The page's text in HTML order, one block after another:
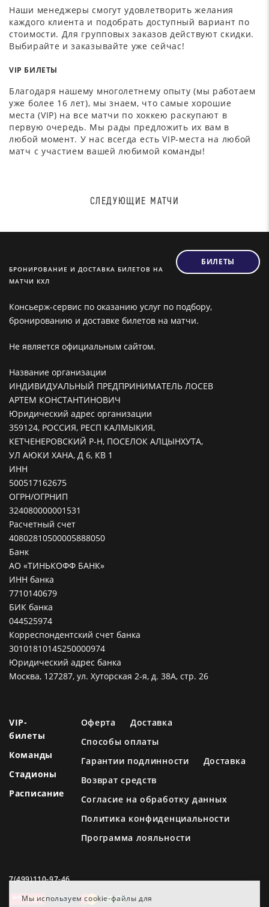
Мы используем cookie-файлы для
Наши менеджеры смогут удовлетворить желания
каждого клиента и подобрать доступный вариант по
стоимости. Для групповых заказов действуют скидки.
Выбирайте и заказывайте уже сейчас!
VIP БИЛЕТЫ
Благодаря нашему многолетнему опыту (мы работаем
уже более 16 лет), мы знаем, что самые хорошие
места (VIP) на все матчи по хоккею раскупают в
первую очередь. Мы рады предложить их вам в
любой момент. У нас всегда есть VIP-места на любой
матч с участием вашей любимой команды!
СЛЕДУЮЩИЕ МАТЧИ
БРОНИРОВАНИЕ И ДОСТАВКА БИЛЕТОВ НА
МАТЧИ КХЛ
БИЛЕТЫ
Консьерж-сервис по оказанию услуг по подбору,
бронированию и доставке билетов на матчи.
Не является официальным сайтом.
Название организации
ИНДИВИДУАЛЬНЫЙ ПРЕДПРИНИМАТЕЛЬ ЛОСЕВ
АРТЕМ КОНСТАНТИНОВИЧ
Юридический адрес организации
359124, РОССИЯ, РЕСП КАЛМЫКИЯ,
КЕТЧЕНЕРОВСКИЙ Р-Н, ПОСЕЛОК АЛЦЫНХУТА,
УЛ АЮКИ ХАНА, Д 6, КВ 1
ИНН
500517162675
ОГРН/ОГРНИП
324080000001531
Расчетный счет
40802810500005888050
Банк
АО «ТИНЬКОФФ БАНК»
ИНН банка
7710140679
БИК банка
044525974
Корреспондентский счет банка
30101810145250000974
Юридический адрес банка
Москва, 127287, ул. Хуторская 2-я, д. 38А, стр. 26
VIP-
билеты
Команды
Стадионы
Расписание
Оферта
Доставка
Способы оплаты
Гарантии подлинности
Доставка
Возврат средств
Согласие на обработку данных
Политика конфиденциальности
Программа лояльности
7(499)110-97-46